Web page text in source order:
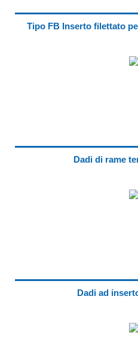
Tipo FB Inserto filettato
Dadi di rame
Dadi ad